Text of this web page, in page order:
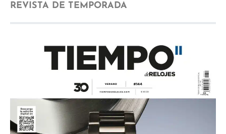
REVISTA DE TEMPORADA